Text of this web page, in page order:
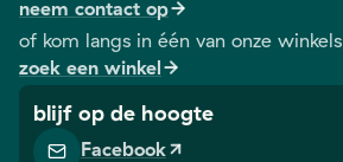
neem contact op
of kom langs in één van onze winkels
zoek een winkel
blijf op de hoogte
Facebook